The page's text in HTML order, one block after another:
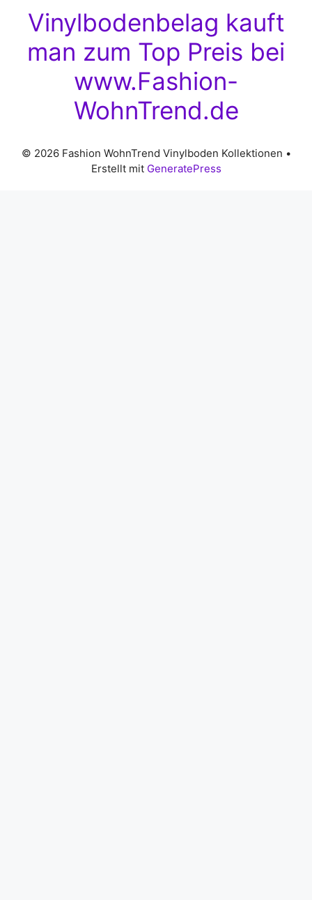
Vinylbodenbelag kauft
man zum Top Preis bei
www.Fashion-
WohnTrend.de
© 2026 Fashion WohnTrend Vinylboden Kollektionen •
Erstellt mit GeneratePress